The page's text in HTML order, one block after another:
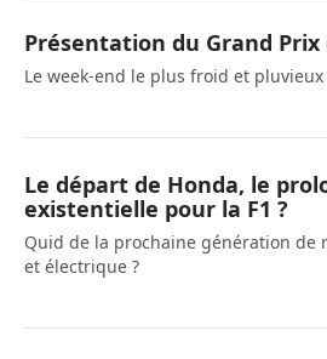
Présentation du Grand Prix
Le week-end le plus froid et pluvieux
Le départ de Honda, le
existentielle pour la F1 ?
Quid de la prochaine génération de
et électrique ?